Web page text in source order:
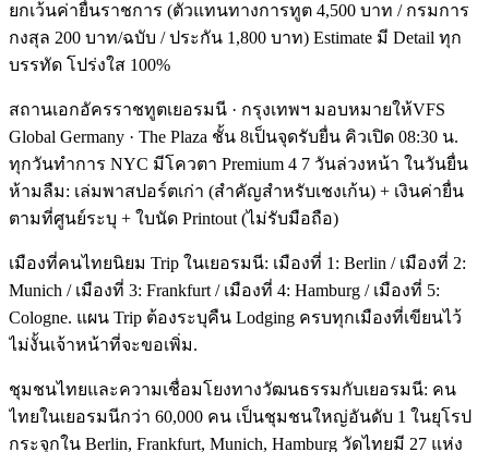
ยกเว้นค่ายื่นราชการ (ตัวแทนทางการทูต 4,500 บาท / กรมการ
กงสุล 200 บาท/ฉบับ / ประกัน 1,800 บาท) Estimate มี Detail ทุก
บรรทัด โปร่งใส 100%
สถานเอกอัครราชทูตเยอรมนี · กรุงเทพฯ มอบหมายให้VFS
Global Germany · The Plaza ชั้น 8เป็นจุดรับยื่น คิวเปิด 08:30 น.
ทุกวันทำการ NYC มีโควตา Premium 4 7 วันล่วงหน้า ในวันยื่น
ห้ามลืม: เล่มพาสปอร์ตเก่า (สำคัญสำหรับเชงเก้น) + เงินค่ายื่น
ตามที่ศูนย์ระบุ + ใบนัด Printout (ไม่รับมือถือ)
เมืองที่คนไทยนิยม Trip ในเยอรมนี: เมืองที่ 1: Berlin / เมืองที่ 2:
Munich / เมืองที่ 3: Frankfurt / เมืองที่ 4: Hamburg / เมืองที่ 5:
Cologne. แผน Trip ต้องระบุคืน Lodging ครบทุกเมืองที่เขียนไว้
ไม่งั้นเจ้าหน้าที่จะขอเพิ่ม.
ชุมชนไทยและความเชื่อมโยงทางวัฒนธรรมกับเยอรมนี: คน
ไทยในเยอรมนีกว่า 60,000 คน เป็นชุมชนใหญ่อันดับ 1 ในยุโรป
กระจุกใน Berlin, Frankfurt, Munich, Hamburg วัดไทยมี 27 แห่ง